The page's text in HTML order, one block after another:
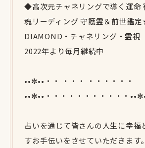
◆高次元チャネリングで導く運命
魂リーディング 守護霊＆前世鑑
DIAMOND・チャネリング・霊
2022年より毎月継続中
••✼••・・ ・・・ ・・・・・・
••✼••・・・・・・・・・・・
占いを通じて皆さんの人生に幸福
すお手伝いをさせていただきます。